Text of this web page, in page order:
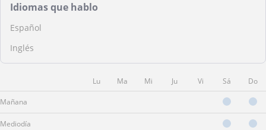
Idiomas que hablo
Español
Inglés
Lu Ma Mi Ju Vi Sá Do
Mañana
Mediodía